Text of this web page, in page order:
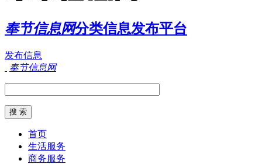
奉节信息网分类信息发布平台
发布信息
奉节信息网
首页
生活服务
商务服务